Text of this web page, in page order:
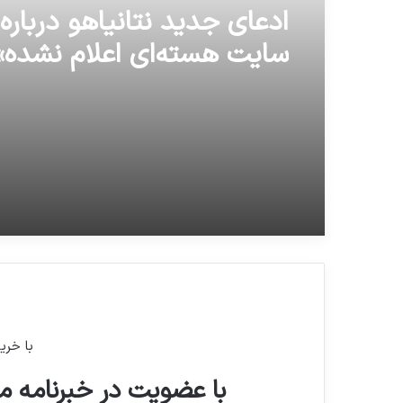
16 ژوئن 2026
ادعای جدید نتانیاهو
با
با عضویت در خبرنامه